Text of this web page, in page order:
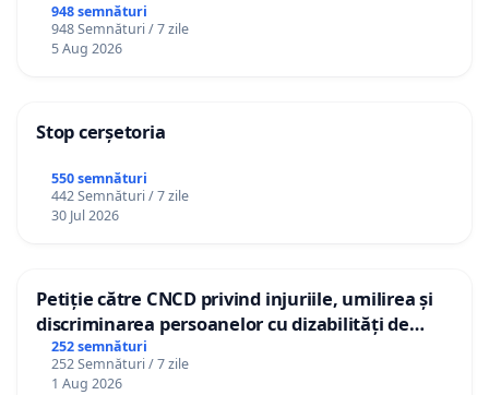
948 semnături
948 Semnături / 7 zile
5 Aug 2026
Stop cerșetoria
550 semnături
442 Semnături / 7 zile
30 Jul 2026
Petiție către CNCD privind injuriile, umilirea și
discriminarea persoanelor cu dizabilități de
către utilizatorul TikTok „Gorici”
252 semnături
252 Semnături / 7 zile
1 Aug 2026